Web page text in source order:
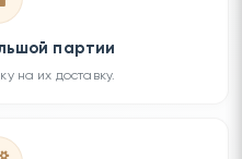
партии
на их доставку.